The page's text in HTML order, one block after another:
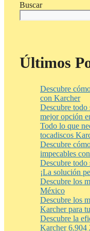
Buscar
Últimos
Descubre
con Karcher
Descubre
mejor opción
Todo lo que
tocadiscos
Descubre
impecables
Descubre todo
¡La solución
Descubre los
México
Descubre los
Karcher para
Descubre la
Karcher 6.904